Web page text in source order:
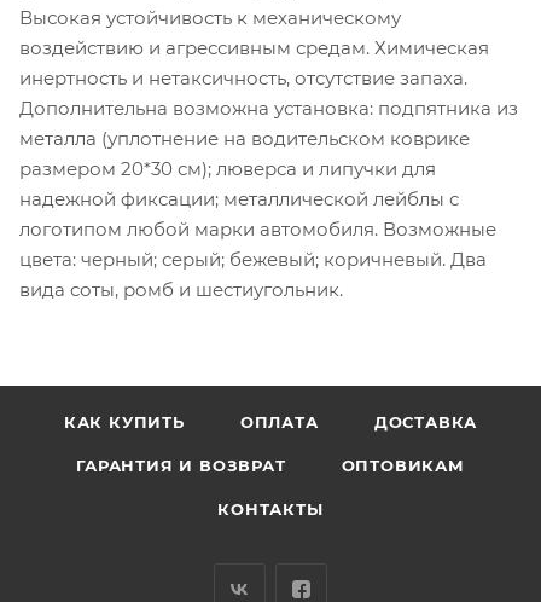
Высокая устойчивость к механическому
воздействию и агрессивным средам. Химическая
инертность и нетаксичность, отсутствие запаха.
Дополнительна возможна установка: подпятника из
металла (уплотнение на водительском коврике
размером 20*30 см); люверса и липучки для
надежной фиксации; металлической лейблы с
логотипом любой марки автомобиля. Возможные
цвета: черный; серый; бежевый; коричневый. Два
вида соты, ромб и шестиугольник.
КАК КУПИТЬ ОПЛАТА ДОСТАВКА
ГАРАНТИЯ И ВОЗВРАТ ОПТОВИКАМ
КОНТАКТЫ